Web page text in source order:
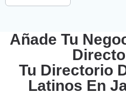
Añade Tu
Tu Directorio
Latinos En